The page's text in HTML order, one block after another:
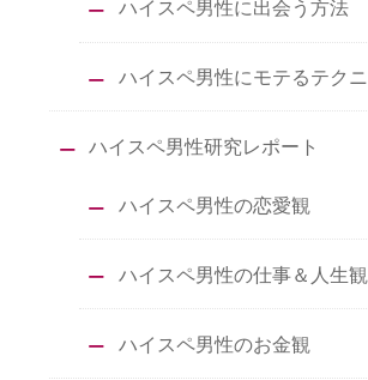
ハイスペ男性に出会う方法
ハイスペ男性にモテるテク
ハイスペ男性研究レポート
ハイスペ男性の恋愛観
ハイスペ男性の仕事＆人生観
ハイスペ男性のお金観